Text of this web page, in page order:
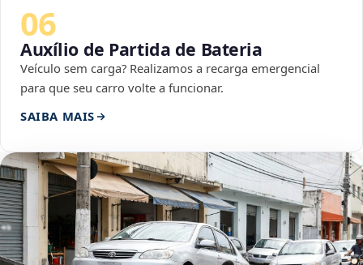
06
Auxílio de Partida de Bateria
Veículo sem carga? Realizamos a recarga emergencial
para que seu carro volte a funcionar.
SAIBA MAIS